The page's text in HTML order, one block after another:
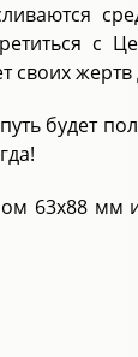
с
своих жертв
будет
63х88 мм